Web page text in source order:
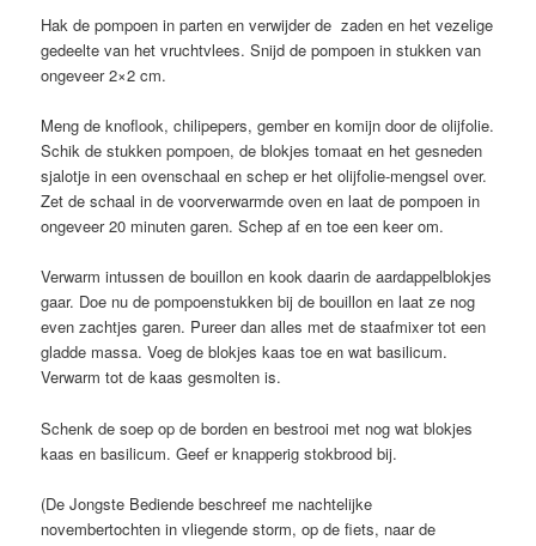
Hak de pompoen in parten en verwijder de zaden en het vezelige
gedeelte van het vruchtvlees. Snijd de pompoen in stukken van
ongeveer 2×2 cm.
Meng de knoflook, chilipepers, gember en komijn door de olijfolie.
Schik de stukken pompoen, de blokjes tomaat en het gesneden
sjalotje in een ovenschaal en schep er het olijfolie-mengsel over.
Zet de schaal in de voorverwarmde oven en laat de pompoen in
ongeveer 20 minuten garen. Schep af en toe een keer om.
Verwarm intussen de bouillon en kook daarin de aardappelblokjes
gaar. Doe nu de pompoenstukken bij de bouillon en laat ze nog
even zachtjes garen. Pureer dan alles met de staafmixer tot een
gladde massa. Voeg de blokjes kaas toe en wat basilicum.
Verwarm tot de kaas gesmolten is.
Schenk de soep op de borden en bestrooi met nog wat blokjes
kaas en basilicum. Geef er knapperig stokbrood bij.
(De Jongste Bediende beschreef me nachtelijke
novembertochten in vliegende storm, op de fiets, naar de